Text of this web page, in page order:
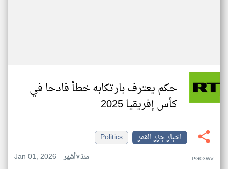
حكم يعترف بارتكابه خطأ فادحا في
كأس إفريقيا 2025
اخبار جزر القمر
Politics
Jan 01, 2026
منذ ٧ أشهر PG03WV